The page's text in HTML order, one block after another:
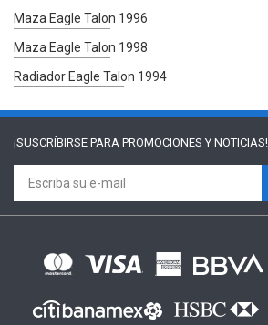
Maza Eagle Talon 1996
Maza Eagle Talon 1998
Radiador Eagle Talon 1994
¡SUSCRÍBIRSE PARA PROMOCIONES Y NOTICIAS!